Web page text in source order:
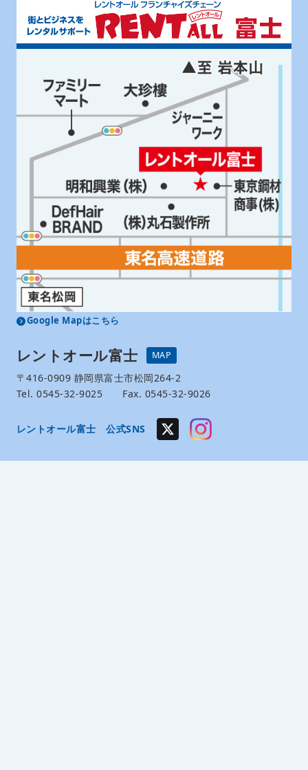
Google Mapはこちら
レントオール富士 MAP
〒416-0909 静岡県富士市松岡264-2
Tel. 0545-32-9025 Fax. 0545-32-9026
レントオール富士 公式SNS